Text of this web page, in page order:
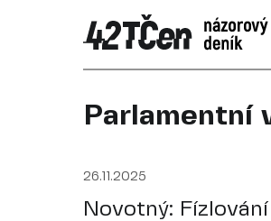
Parlamentní
26.11.2025
Novotný: